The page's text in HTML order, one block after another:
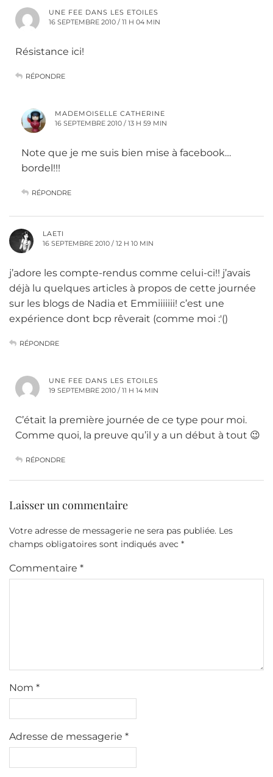
UNE FEE DANS LES ETOILES
16 SEPTEMBRE 2010 / 11 H 04 MIN
Résistance ici!
RÉPONDRE
MADEMOISELLE CATHERINE
16 SEPTEMBRE 2010 / 13 H 59 MIN
Note que je me suis bien mise à facebook…
bordel!!!
RÉPONDRE
LAETI
16 SEPTEMBRE 2010 / 12 H 10 MIN
j’adore les compte-rendus comme celui-ci!! j’avais
déjà lu quelques articles à propos de cette journée
sur les blogs de Nadia et Emmiiiiiii! c’est une
expérience dont bcp rêverait (comme moi :'()
RÉPONDRE
UNE FEE DANS LES ETOILES
19 SEPTEMBRE 2010 / 11 H 14 MIN
C’était la première journée de ce type pour moi.
Comme quoi, la preuve qu’il y a un début à tout 😉
RÉPONDRE
Laisser un commentaire
Votre adresse de messagerie ne sera pas publiée. Les
champs obligatoires sont indiqués avec *
Commentaire *
Nom *
Adresse de messagerie *